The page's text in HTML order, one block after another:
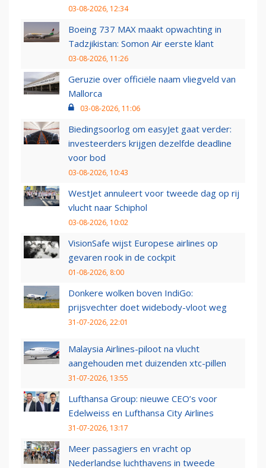
03-08-2026, 12:34
Boeing 737 MAX maakt opwachting in
Tadzjikistan: Somon Air eerste klant
03-08-2026, 11:26
Geruzie over officiële naam vliegveld van
Mallorca
03-08-2026, 11:06
Biedingsoorlog om easyJet gaat verder:
investeerders krijgen dezelfde deadline
voor bod
03-08-2026, 10:43
WestJet annuleert voor tweede dag op rij
vlucht naar Schiphol
03-08-2026, 10:02
VisionSafe wijst Europese airlines op
gevaren rook in de cockpit
01-08-2026, 8:00
Donkere wolken boven IndiGo:
prijsvechter doet widebody-vloot weg
31-07-2026, 22:01
Malaysia Airlines-piloot na vlucht
aangehouden met duizenden xtc-pillen
31-07-2026, 13:55
Lufthansa Group: nieuwe CEO’s voor
Edelweiss en Lufthansa City Airlines
31-07-2026, 13:17
Meer passagiers en vracht op
Nederlandse luchthavens in tweede